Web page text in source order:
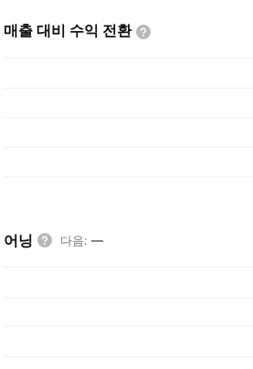
매출 대비 수익 전환
어닝 다음: —